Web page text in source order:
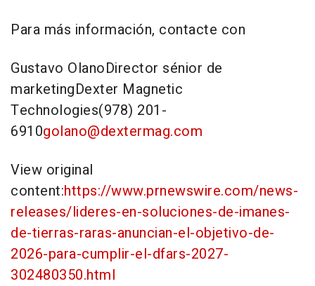
Para más información, contacte con
Gustavo OlanoDirector sénior de
marketingDexter Magnetic
Technologies(978) 201-
6910golano@dextermag.com
View original
content:https://www.prnewswire.com/news-
releases/lideres-en-soluciones-de-imanes-
de-tierras-raras-anuncian-el-objetivo-de-
2026-para-cumplir-el-dfars-2027-
302480350.html